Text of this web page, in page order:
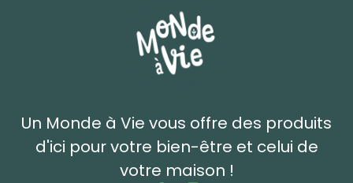
Un Monde à Vie vous offre des produits
d'ici pour votre bien-être et celui de
votre maison !